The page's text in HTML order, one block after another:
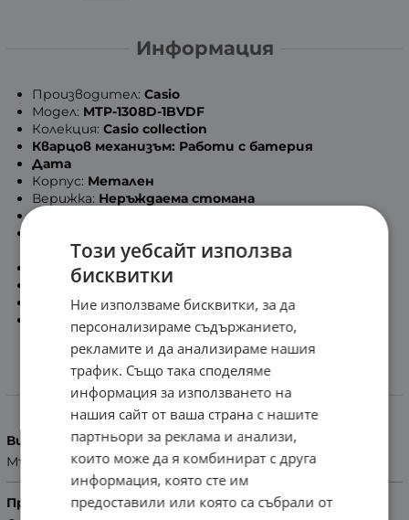
Информация
Производител: Casio
Модел: MTP-1308D-1BVDF
Колекция: Casio collection
Кварцов механизъм: Работи с батерия
Дата
Корпус: Метален
Верижка: Неръждаема стомана
изпотяване на ръката и мокрене
Размери: 48.9мм x 43.5мм x 9.2мм
Тегло:123гр.
Гаранция: 2 Години
Характеристики
Вид на часовника
Мъжки
Производител
Този уебсайт използва
бисквитки
Ние използваме бисквитки, за да
персонализираме съдържанието,
рекламите и да анализираме нашия
трафик. Също така споделяме
информация за използването на
нашия сайт от ваша страна с нашите
партньори за реклама и анализи,
които може да я комбинират с друга
информация, която сте им
предоставили или която са събрали от